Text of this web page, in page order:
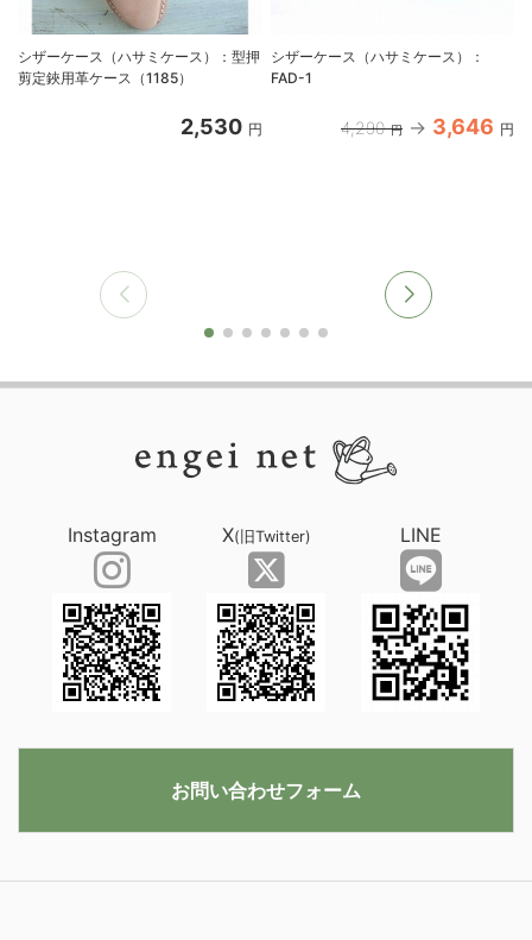
シザーケース（ハサミケース）：型押
剪定鋏用革ケース（1185）
2,530 円
シザーケース（ハサミケース）：
FAD-1
4,290 円 3,646 円
Instagram X(旧Twitter) LINE
お問い合わせフォーム